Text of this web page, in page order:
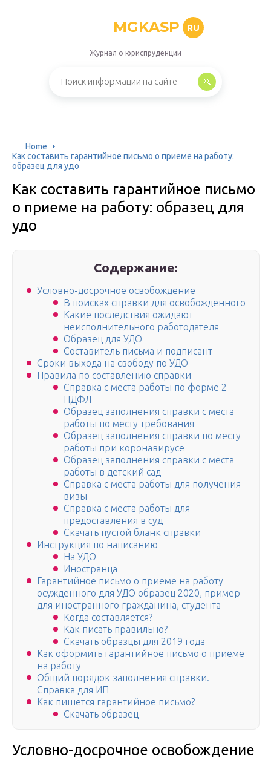
MGKASP RU
Журнал о юриспруденции
Home
Как составить гарантийное письмо о приеме на работу:
образец для удо
Как составить гарантийное письмо
о приеме на работу: образец для
удо
Содержание:
Условно-досрочное освобождение
В поисках справки для освобожденного
Какие последствия ожидают
неисполнительного работодателя
Образец для УДО
Составитель письма и подписант
Сроки выхода на свободу по УДО
Правила по составлению справки
Справка с места работы по форме 2-
НДФЛ
Образец заполнения справки с места
работы по месту требования
Образец заполнения справки по месту
работы при коронавирусе
Образец заполнения справки с места
работы в детский сад
Справка с места работы для получения
визы
Справка с места работы для
предоставления в суд
Скачать пустой бланк справки
Инструкция по написанию
На УДО
Иностранца
Гарантийное письмо о приеме на работу
осужденного для УДО образец 2020, пример
для иностранного гражданина, студента
Когда составляется?
Как писать правильно?
Скачать образцы для 2019 года
Как оформить гарантийное письмо о приеме
на работу
Общий порядок заполнения справки.
Справка для ИП
Как пишется гарантийное письмо?
Скачать образец
Условно-досрочное освобождение